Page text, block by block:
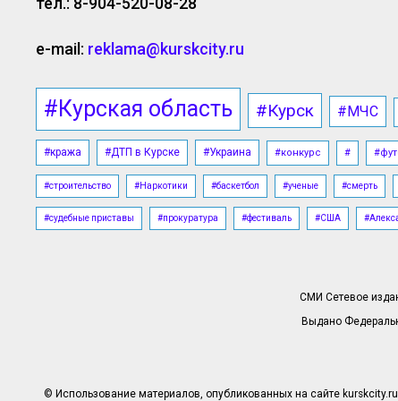
e-mail: reklama@kurskcity.ru
#Курская область #Курск #МЧС
#кража #ДТП в Курске #Украина #конкурс #
#строительство #Наркотики #баскетбол #ученые #смерть
#судебные приставы #прокуратура #фестиваль #США
СМИ Сетевое
Выдано
© Использование материалов, опубликованных на сайте